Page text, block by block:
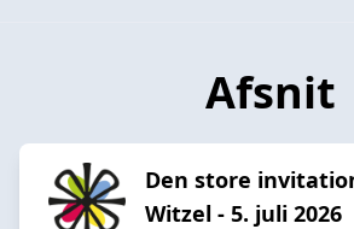
Afsnit
Den store
Witzel - 5. juli 2026